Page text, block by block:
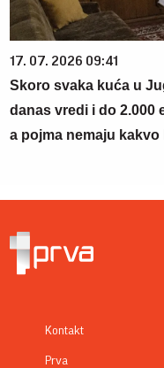
17. 07. 2026 09:41
Skoro svaka kuća u
danas vredi i do 2.000
a pojma nemaju kakvo
Kontakt
Prva